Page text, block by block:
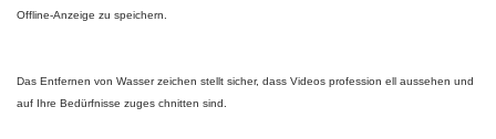
Offline-Anzeige zu speichern.
Das Entfernen von Wasser zeichen stellt sicher, dass Videos profession ell aussehen und
auf Ihre Bedürfnisse zuges chnitten sind.